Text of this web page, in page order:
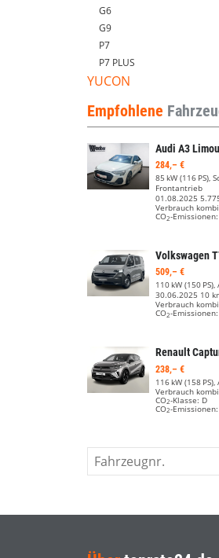
G6
G9
P7
P7 PLUS
YUCON
Empfohlene
Audi A3
284,– €
85 kW (116 PS),
Frontantrieb
01.08.2025
Verbrauch
CO2-Emissionen:
509,– €
110 kW (150
30.06.2025 10
Verbrauch
CO2-Emissionen:
Renault
238,– €
116 kW (158
Verbrauch
CO2-Klasse: D
CO2-Emissionen:
Fahrzeugnr.